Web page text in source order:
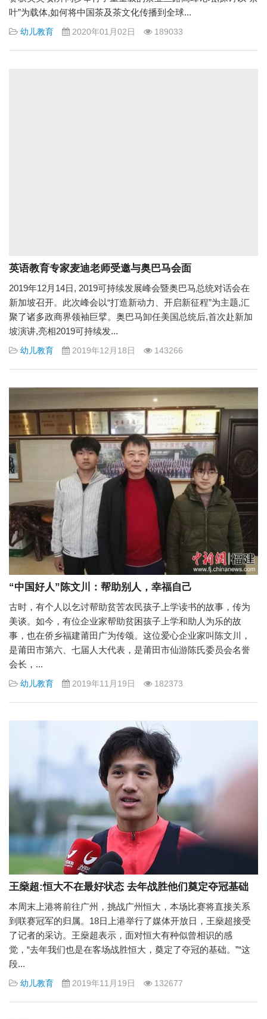
叶”为载体,如何将中国茶及茶文化传播到全球...
幼儿教育 2020年01月02日 189033
英语教育专家麦迪老师受邀与奥巴马会面
2019年12月14日, 2019可持续发展峰会暨奥巴马总统对话会在
新加坡召开。此次峰会以“打造新动力、开启新征程”为主题,汇
聚了诸多政商界领袖巨擘。奥巴马卸任美国总统后,首次赴新加
坡演讲,亮相2019可持续发...
幼儿教育 2019年12月18日 143266
“中国好人”陈文川：帮助别人，幸福自己
古时，有个人以乞讨帮助贫苦农民孩子上学读书的故事，传为
美谈。如今，有位企业家帮助贫困孩子上学和助人为乐的故
事，也在侨乡福建莆田广为传颂。这位爱心企业家叫陈文川，
是莆田市第六、七届人大代表，是莆田市仙游陈氏委员会名誉
会长，...
幼儿教育 2019年11月19日 182373
王燊超:恒大不在最好状态 去年战胜他们奠定夺冠基础
本周末上港将前往广州，挑战广州恒大，本场比赛将直接关系
到联赛冠军的归属。18日上港举行了媒体开放日，王燊超接受
了记者的采访。王燊超表示，面对恒大有种似曾相识的感
觉，“去年我们也是在客场战胜恒大，奠定了夺冠的基础。”“这
段...
幼儿教育 2019年11月19日 132677